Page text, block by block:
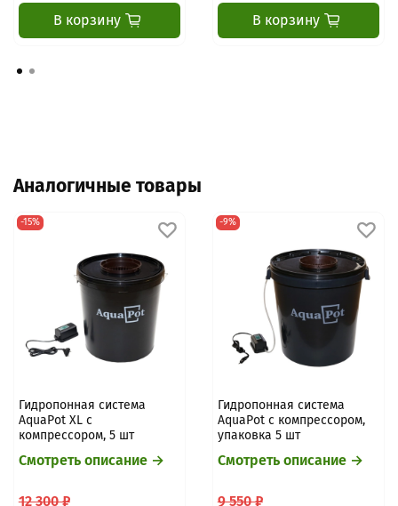
В корзину В корзину
Аналогичные товары
-15%
Гидропонная система
AquaPot XL с
компрессором, 5 шт
Смотреть описание →
12 300 ₽
-9%
Гидропонная система
AquaPot с компрессором,
упаковка 5 шт
Смотреть описание →
9 550 ₽